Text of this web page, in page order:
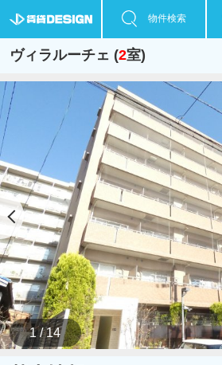
物件検索
ヴィラルーチェ (2室)
1 / 14